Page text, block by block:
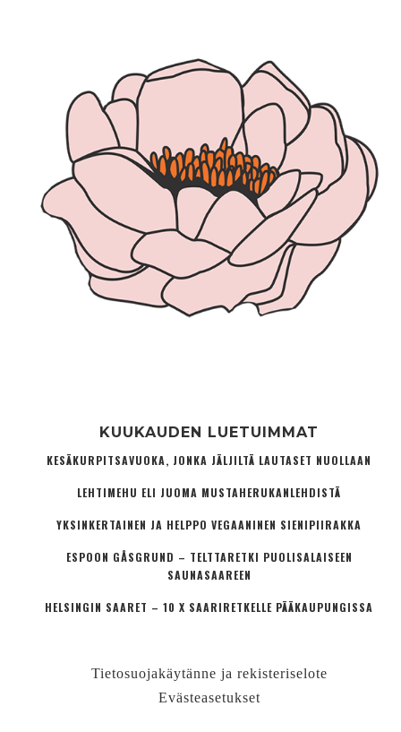
KUUKAUDEN LUETUIMMAT
KESÄKURPITSAVUOKA, JONKA JÄLJILTÄ LAUTASET NUOLLAAN
LEHTIMEHU ELI JUOMA MUSTAHERUKANLEHDISTÄ
YKSINKERTAINEN JA HELPPO VEGAANINEN SIENIPIIRAKKA
ESPOON GÅSGRUND – TELTTARETKI PUOLISALAISEEN
SAUNASAAREEN
HELSINGIN SAARET – 10 X SAARIRETKELLE PÄÄKAUPUNGISSA
Tietosuojakäytänne ja rekisteriselote
Evästeasetukset